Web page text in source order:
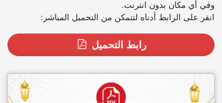
وفي أي مكان بدون انترنت.
انقر على الرابط أدناه لتتمكن من التحميل المباشر:
رابط التحميل